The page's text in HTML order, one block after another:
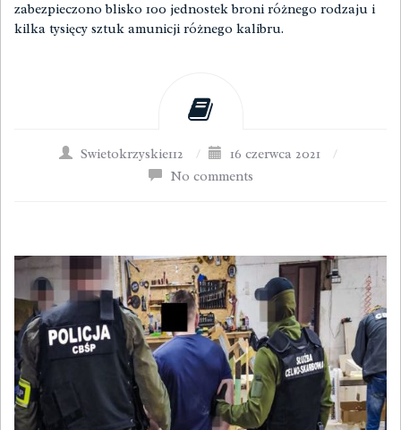
zabezpieczono blisko 100 jednostek broni różnego rodzaju i
kilka tysięcy sztuk amunicji różnego kalibru.
Swietokrzyskie112 / 16 czerwca 2021
/
No comments